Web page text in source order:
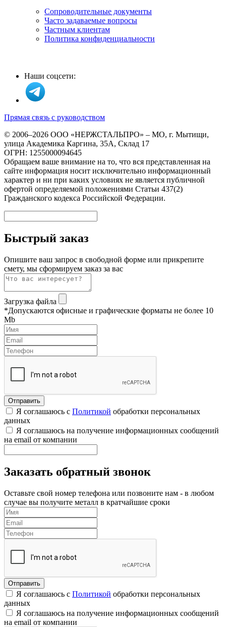
Сопроводительные документы
Часто задаваемые вопросы
Частным клиентам
Политика конфиденциальности
Наши соцсети:
Прямая связь с руководством
© 2006–2026 ООО «НЕРЖСТАЛЬПРО» – МО, г. Мытищи,
улица Академика Каргина, 35А, Склад 17
ОГРН: 1255000094645
Обращаем ваше внимание на то, что вся представленная на
сайте информация носит исключительно информационный
характер и ни при каких условиях не является публичной
офертой определяемой положениями Статьи 437(2)
Гражданского кодекса Российской Федерации.
Быстрый заказ
Опишите ваш запрос в свободной форме или прикрепите
смету, мы сформируем заказ за вас
Загрузка файла
*Допускаются офисные и графические форматы не более 10
Mb
Я соглашаюсь с Политикой обработки персональных
данных
Я соглашаюсь на получение информационных сообщений
на email от компании
Заказать обратный звонок
Оставьте свой номер телефона или позвоните нам - в любом
случае вы получите металл в кратчайшие сроки
Я соглашаюсь с Политикой обработки персональных
данных
Я соглашаюсь на получение информационных сообщений
на email от компании